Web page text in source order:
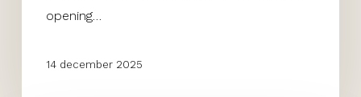
opening…
14 december 2025